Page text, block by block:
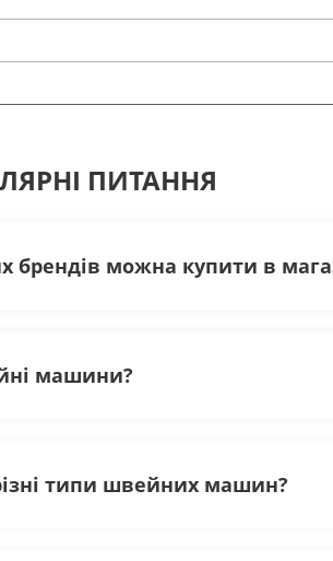
ПИТАННЯ
можна купити в
машини?
типи швейних машин?